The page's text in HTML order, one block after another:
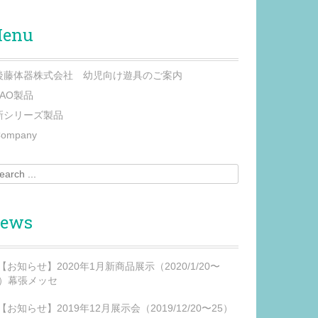
藤体器株式会社 幼児向け遊具のご案内
製品
シリーズ製品
for:
お知らせ】2020年1月新商品展示（2020/1/20〜
幕張メッセ
お知らせ】2019年12月展示会（2019/12/20〜25）